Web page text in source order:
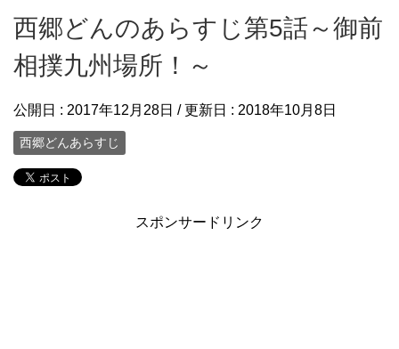
西郷どんのあらすじ第5話～御前
相撲九州場所！～
公開日 : 2017年12月28日 / 更新日 : 2018年10月8日
西郷どんあらすじ
スポンサードリンク